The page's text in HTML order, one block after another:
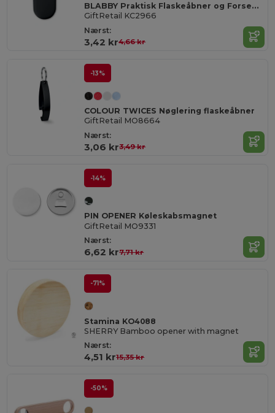
BLABBY Praktisk Flaskeåbner og Forsegler i PS Materiale
GiftRetail KC2966
Nærst:
3,42 kr4,66 kr
-13%
COLOUR TWICES Nøglering flaskeåbner
GiftRetail MO8664
Nærst:
3,06 kr3,49 kr
-14%
PIN OPENER Køleskabsmagnet
GiftRetail MO9331
Nærst:
6,62 kr7,71 kr
-71%
Stamina KO4088
SHERRY Bamboo opener with magnet
Nærst:
4,51 kr15,35 kr
-50%